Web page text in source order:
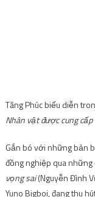
Tăng Phúc biểu diễn
Nhân vật được cung cấp
Gắn bó với những bản
đồng nghiệp qua
vọng sai(Nguyễn Đình
Yuno Bigboi, đang thu